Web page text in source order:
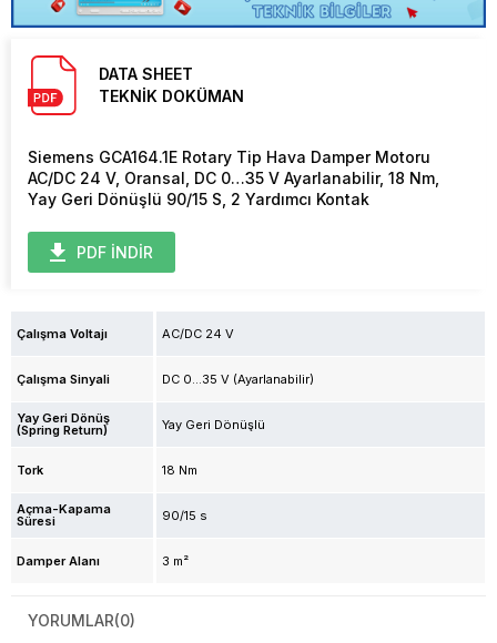
DATA SHEET
TEKNİK DOKÜMAN
Siemens GCA164.1E Rotary Tip Hava Damper Motoru
AC/DC 24 V, Oransal, DC 0…35 V Ayarlanabilir, 18 Nm,
Yay Geri Dönüşlü 90/15 S, 2 Yardımcı Kontak
PDF İNDİR
Çalışma Voltajı AC/DC 24 V
Çalışma Sinyali DC 0...35 V (Ayarlanabilir)
Yay Geri Dönüş
(Spring Return) Yay Geri Dönüşlü
Tork 18 Nm
Açma-Kapama
Süresi 90/15 s
Damper Alanı 3 m²
YORUMLAR(0)